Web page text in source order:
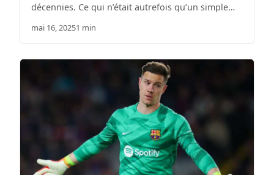
décennies. Ce qui n’était autrefois qu’un simple…
mai 16, 20251 min